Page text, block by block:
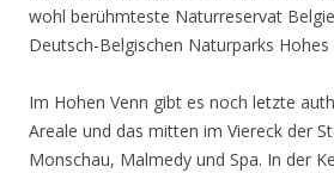
wohl berühmteste Naturreservat
Deutsch-Belgischen Naturparks Hohes
Im Hohen Venn gibt es noch letzte
Areale und das mitten im Viereck der
Monschau, Malmedy und Spa. In der